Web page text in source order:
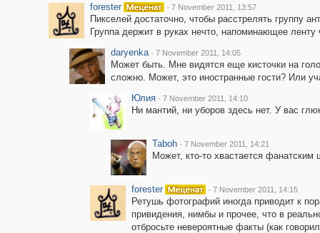
forester · 7 November 2011, 13:57
Пикселей достаточно, чтобы расстрелять группу
Группа держит в руках нечто, напоминающее ленту
daryenka · 7 November 2011, 14:05
Может быть. Мне видятся еще кисточки на
сложно. Может, это иностранные гости? Или
Юлия · 7 November 2011, 14:10
Ни мантий, ни уборов здесь нет. У вас
Taboh · 7 November 2011, 14:21
Может, кто-то хвастается
forester · 7 November 2011, 14:15
Ретушь фотографий иногда приводит к
привидения, нимбы и прочее, что в
отбросьте невероятные факты (как